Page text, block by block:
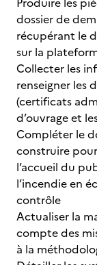
dossier de
récupérant le
sur la
Collecter les
renseigner les
(certificats
d’ouvrage et
Compléter le
construire
l’accueil du
l’incendie en
contrôle
Actualiser la
compte des
à la